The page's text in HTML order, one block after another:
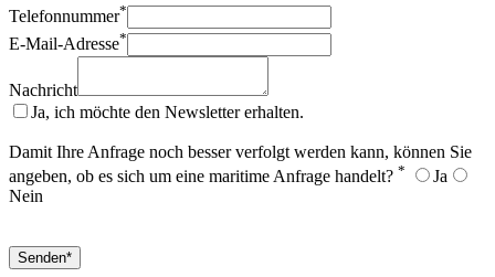
Telefonnummer*
E-Mail-Adresse*
Nachricht
Ja, ich möchte den Newsletter erhalten.
Damit Ihre Anfrage noch besser verfolgt werden kann, können Sie
angeben, ob es sich um eine maritime Anfrage handelt? *
Ja
Nein